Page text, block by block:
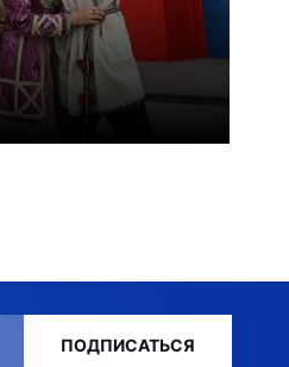
истории
ПОДПИСАТЬСЯ